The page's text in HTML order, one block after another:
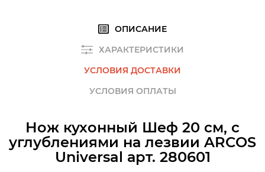
ОПИСАНИЕ
ХАРАКТЕРИСТИКИ
УСЛОВИЯ ДОСТАВКИ
УСЛОВИЯ ОПЛАТЫ
Нож кухонный Шеф 20 см, с
углублениями на лезвии ARCOS
Universal арт. 280601